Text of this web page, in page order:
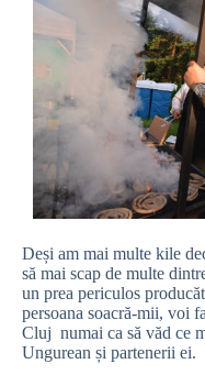
Deși am mai multe kile
să mai scap de multe
un prea periculos
persoana soacră-mii, voi
Cluj numai ca să văd ce
Ungurean și partenerii ei.